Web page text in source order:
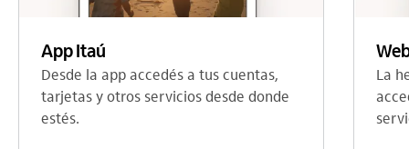
App Itaú
Desde la app accedés a tus cuentas,
tarjetas y otros servicios desde donde
estés.
La